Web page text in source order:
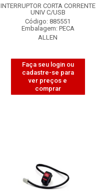
INTERRUPTOR CORTA CORRENTE
UNIV C/USB
Código: 885551
Embalagem: PECA
ALLEN
Faça seu login ou
cadastre-se para
ver preços e
comprar